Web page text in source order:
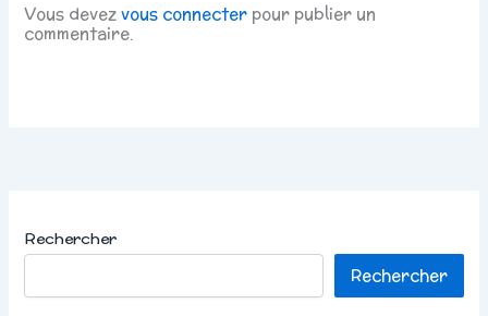
Vous devezvous connecter pour publier un
commentaire.
Rechercher
Rechercher